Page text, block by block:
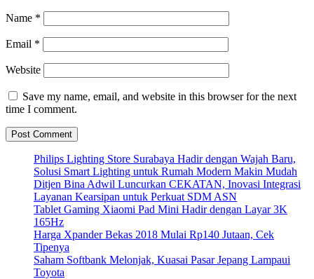
Name *
Email *
Website
Save my name, email, and website in this browser for the next
time I comment.
Philips Lighting Store Surabaya Hadir dengan Wajah Baru,
Solusi Smart Lighting untuk Rumah Modern Makin Mudah
Ditjen Bina Adwil Luncurkan CEKATAN, Inovasi Integrasi
Layanan Kearsipan untuk Perkuat SDM ASN
Tablet Gaming Xiaomi Pad Mini Hadir dengan Layar 3K
165Hz
Harga Xpander Bekas 2018 Mulai Rp140 Jutaan, Cek
Tipenya
Saham Softbank Melonjak, Kuasai Pasar Jepang Lampaui
Toyota